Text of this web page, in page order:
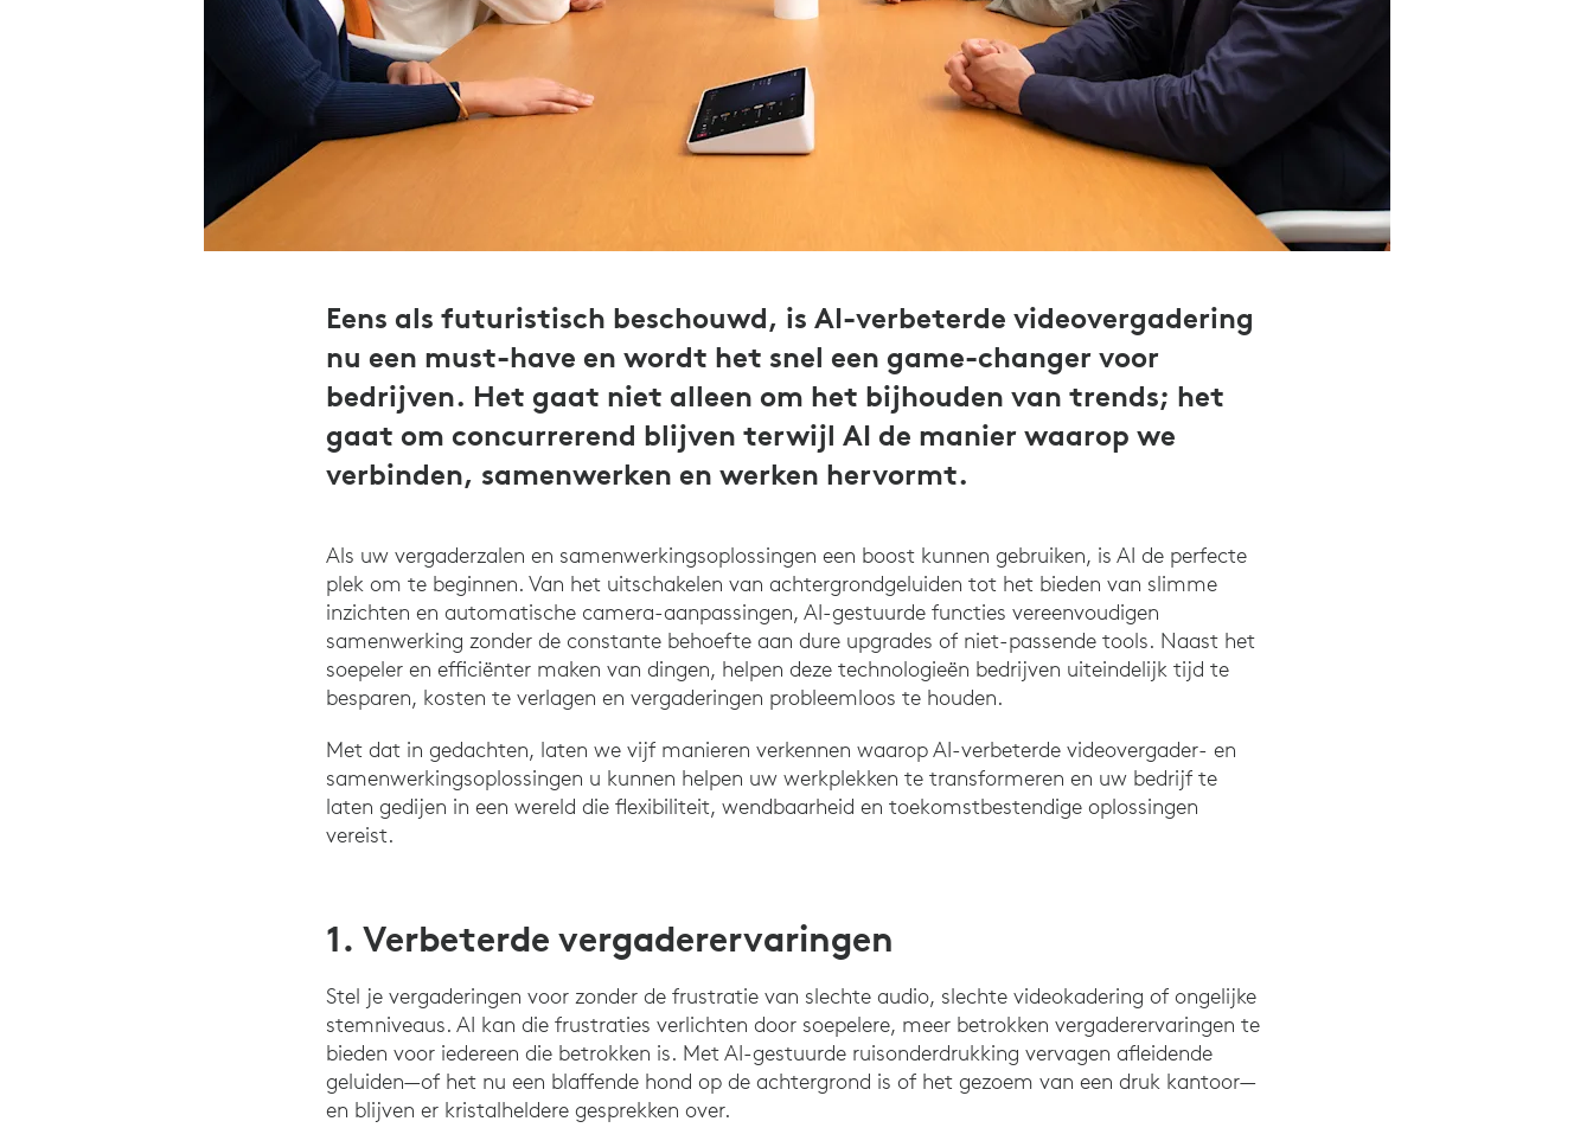
Eens als futuristisch beschouwd, is AI-verbeterde videovergadering
nu een must-have en wordt het snel een game-changer voor
bedrijven. Het gaat niet alleen om het bijhouden van trends; het
gaat om concurrerend blijven terwijl AI de manier waarop we
verbinden, samenwerken en werken hervormt.
Als uw vergaderzalen en samenwerkingsoplossingen een boost kunnen gebruiken, is AI de perfecte
plek om te beginnen. Van het uitschakelen van achtergrondgeluiden tot het bieden van slimme
inzichten en automatische camera-aanpassingen, AI-gestuurde functies vereenvoudigen
samenwerking zonder de constante behoefte aan dure upgrades of niet-passende tools. Naast het
soepeler en efficiënter maken van dingen, helpen deze technologieën bedrijven uiteindelijk tijd te
besparen, kosten te verlagen en vergaderingen probleemloos te houden.
Met dat in gedachten, laten we vijf manieren verkennen waarop AI-verbeterde videovergader- en
samenwerkingsoplossingen u kunnen helpen uw werkplekken te transformeren en uw bedrijf te
laten gedijen in een wereld die flexibiliteit, wendbaarheid en toekomstbestendige oplossingen
vereist.
1. Verbeterde vergaderervaringen
Stel je vergaderingen voor zonder de frustratie van slechte audio, slechte videokadering of ongelijke
stemniveaus. AI kan die frustraties verlichten door soepelere, meer betrokken vergaderervaringen te
bieden voor iedereen die betrokken is. Met AI-gestuurde ruisonderdrukking vervagen afleidende
geluiden—of het nu een blaffende hond op de achtergrond is of het gezoem van een druk kantoor—
en blijven er kristalheldere gesprekken over.